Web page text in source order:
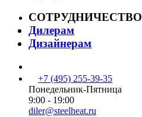
СОТРУДНИЧЕСТВО
Дилерам
Дизайнерам
+7 (495) 255-39-35
Понедельник-Пятница
9:00 - 19:00
diler@steelheat.ru